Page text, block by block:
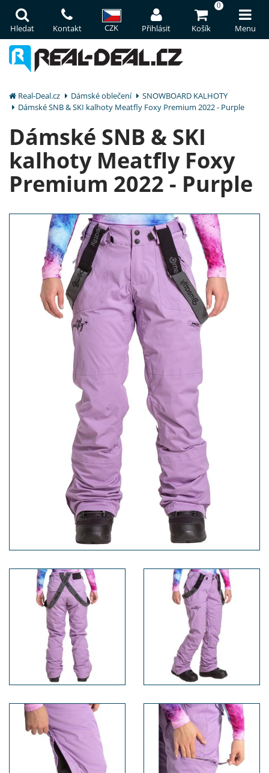
Hledat Kontakt CZK Přihlásit
0
Košík Menu
Real-Deal.cz Dámské oblečení
SNOWBOARD KALHOTY
Dámské SNB & SKI kalhoty Meatfly Foxy Premium 2022 - Purple
Dámské SNB & SKI
kalhoty Meatfly Foxy
Premium 2022 - Purple